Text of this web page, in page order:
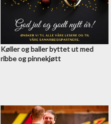
Køller og baller byttet ut med
ribbe og pinnekjøtt